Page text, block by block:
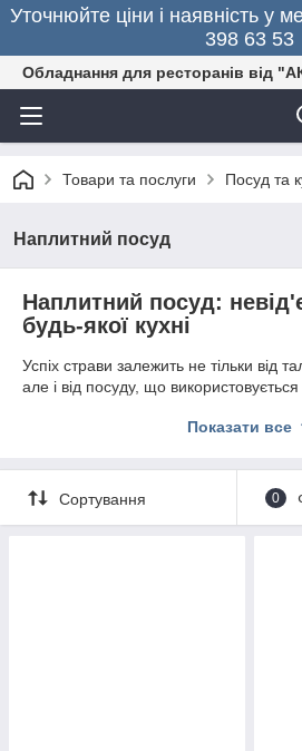
Уточнюйте ціни і наявність у
398 63 53
Обладнання для ресторанів від
Товари та послуги Посуд та
Наплитний посуд
Наплитний посуд:
будь-якої кухні
Успіх страви залежить не тільки від
але і від посуду, що
відповідати підвищеним вимогам.
наплитной посудувід відомих
Показати все
Сортування 0